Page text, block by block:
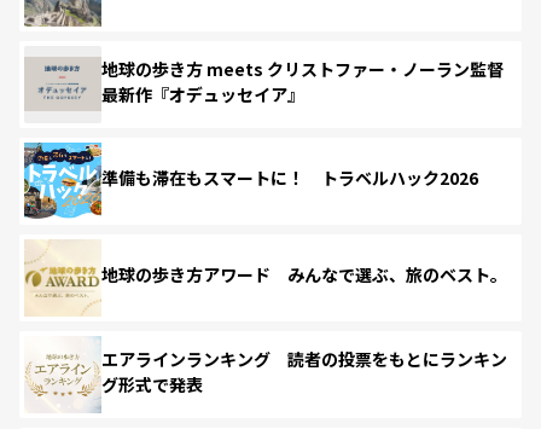
地球の歩き方 meets クリストファー・ノーラン監督
最新作『オデュッセイア』
準備も滞在もスマートに！ トラベルハック2026
地球の歩き方アワード みんなで選ぶ、旅のベスト。
エアラインランキング 読者の投票をもとにランキン
グ形式で発表